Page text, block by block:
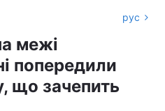
рус
межі
попередили
що зачепить